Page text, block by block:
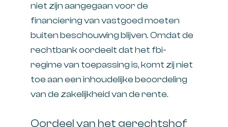
niet zijn aangegaan voor de
financiering van vastgoed moeten
buiten beschouwing blijven. Omdat de
rechtbank oordeelt dat het fbi-
regime van toepassing is, komt zij niet
toe aan een inhoudelijke beoordeling
van de zakelijkheid van de rente.
Oordeel van het gerechtshof